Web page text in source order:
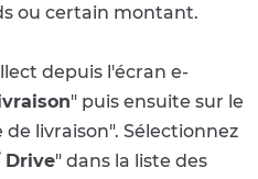
ou certain montant.
depuis l'écran e-
" puis ensuite sur le
livraison". Sélectionnez
Drive" dans la liste des